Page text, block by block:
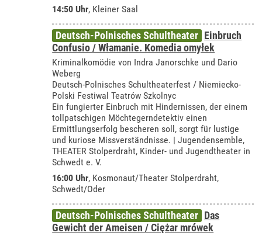
14:50 Uhr, Kleiner Saal
Deutsch-Polnisches Schultheater Einbruch
Confusio / Włamanie. Komedia omyłek
Kriminalkomödie von Indra Janorschke und Dario
Weberg
Deutsch-Polnisches Schultheaterfest / Niemiecko-
Polski Festiwal Teatrów Szkolnyc
Ein fungierter Einbruch mit Hindernissen, der einem
tollpatschigen Möchtegerndetektiv einen
Ermittlungserfolg bescheren soll, sorgt für lustige
und kuriose Missverständnisse. | Jugendensemble,
THEATER Stolperdraht, Kinder- und Jugendtheater in
Schwedt e. V.
16:00 Uhr, Kosmonaut/Theater Stolperdraht,
Schwedt/Oder
Deutsch-Polnisches Schultheater Das
Gewicht der Ameisen / Ciężar mrówek